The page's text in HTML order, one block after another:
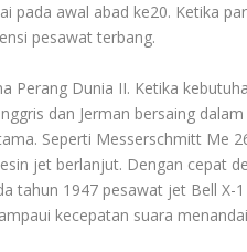
pada awal abad ke20. Ketika
pesawat terbang.
Perang Dunia II. Ketika
dan Jerman bersaing
Seperti Messerschmitt Me
jet berlanjut. Dengan cepat
tahun 1947 pesawat jet Bell X-
kecepatan suara